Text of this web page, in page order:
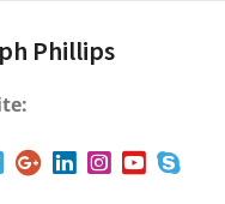
Phillips